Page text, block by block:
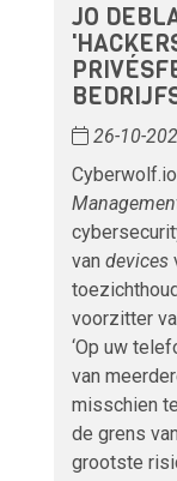
JO
26-10-
van devices
voorzitter
‘Op uw
van
misschien
de grens
grootste